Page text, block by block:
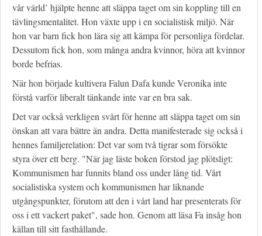
vår värld’ hjälpte henne att släppa taget om sin koppling till en
tävlingsmentalitet. Hon växte upp i en socialistisk miljö. När
hon var barn fick hon lära sig att kämpa för personliga fördelar.
Dessutom fick hon, som många andra kvinnor, höra att kvinnor
borde befrias.
När hon började kultivera Falun Dafa kunde Veronika inte
förstå varför liberalt tänkande inte var en bra sak.
Det var också verkligen svårt för henne att släppa taget om sin
önskan att vara bättre än andra. Detta manifesterade sig också i
hennes familjerelation: Det var som två tigrar som försökte
styra över ett berg. "När jag läste boken förstod jag plötsligt:
Kommunismen har funnits bland oss under lång tid. Vårt
socialistiska system och kommunismen har liknande
utgångspunkter, förutom att den i vårt land har presenterats för
oss i ett vackert paket", sade hon. Genom att läsa Fa insåg hon
källan till sitt fasthållande.